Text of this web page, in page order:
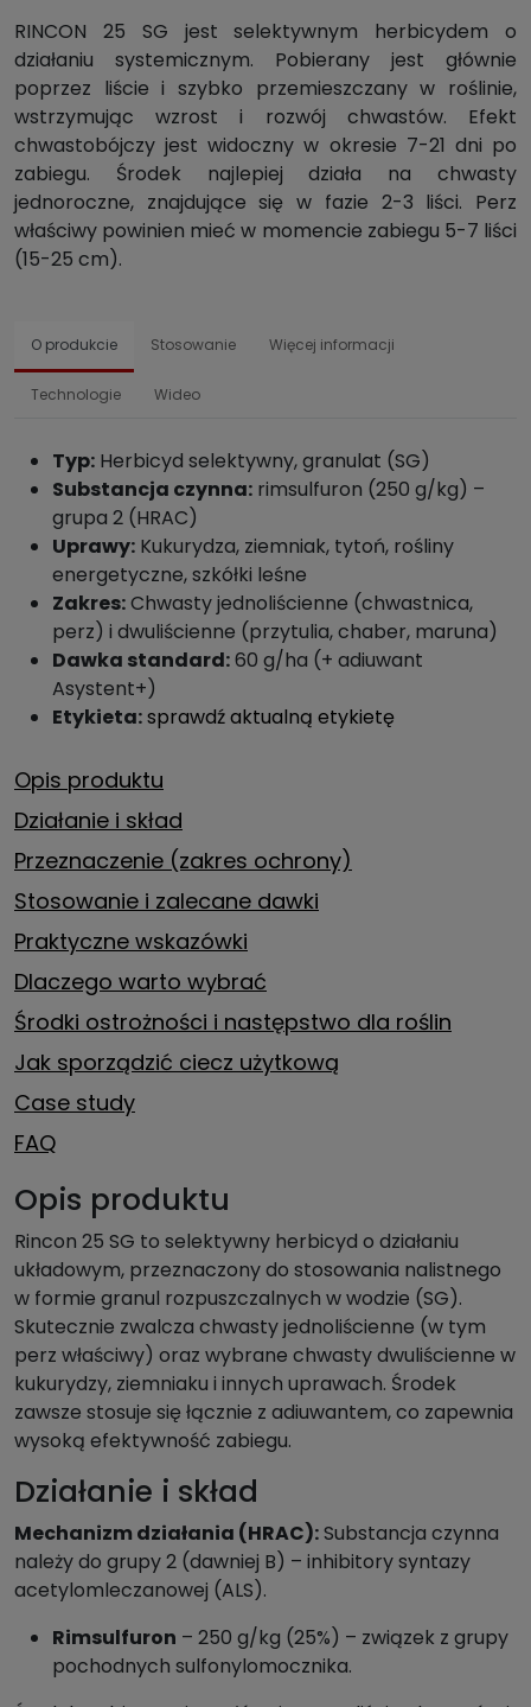
RINCON 25 SG jest selektywnym herbicydem o
działaniu systemicznym. Pobierany jest głównie
poprzez liście i szybko przemieszczany w roślinie,
wstrzymując wzrost i rozwój chwastów. Efekt
chwastobójczy jest widoczny w okresie 7-21 dni po
zabiegu. Środek najlepiej działa na chwasty
jednoroczne, znajdujące się w fazie 2-3 liści. Perz
właściwy powinien mieć w momencie zabiegu 5-7 liści
(15-25 cm).
O produkcie Stosowanie Więcej informacji
Technologie Wideo
Typ: Herbicyd selektywny, granulat (SG)
Substancja czynna: rimsulfuron (250 g/kg) –
grupa 2 (HRAC)
Uprawy: Kukurydza, ziemniak, tytoń, rośliny
energetyczne, szkółki leśne
Zakres:Chwasty jednoliścienne (chwastnica,
perz) i dwuliścienne (przytulia, chaber, maruna)
Dawka standard:60 g/ha (+ adiuwant
Asystent+)
Etykieta:sprawdź aktualną etykietę
Opis produktu
Działanie i skład
Przeznaczenie (zakres ochrony)
Stosowanie i zalecane dawki
Praktyczne wskazówki
Dlaczego warto wybrać
Środki ostrożności i następstwo dla roślin
Jak sporządzić ciecz użytkową
Case study
FAQ
Opis produktu
Rincon 25 SG to selektywny herbicyd o działaniu
układowym, przeznaczony do stosowania nalistnego
w formie granul rozpuszczalnych w wodzie (SG).
Skutecznie zwalcza chwasty jednoliścienne (w tym
perz właściwy) oraz wybrane chwasty dwuliścienne w
kukurydzy, ziemniaku i innych uprawach. Środek
zawsze stosuje się łącznie z adiuwantem, co zapewnia
wysoką efektywność zabiegu.
Działanie i skład
Mechanizm działania (HRAC):Substancja czynna
należy do grupy 2 (dawniej B) – inhibitory syntazy
acetylomleczanowej (ALS).
Rimsulfuron – 250 g/kg (25%) – związek z grupy
pochodnych sulfonylomocznika.